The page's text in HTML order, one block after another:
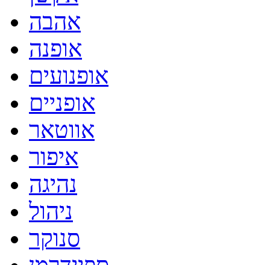
אהבה
אופנה
אופנועים
אופניים
אווטאר
איפור
נהיגה
ניהול
סנוקר